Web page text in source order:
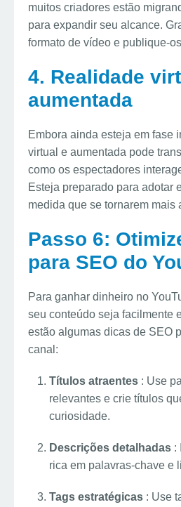
muitos criadores estão
para expandir seu alcance.
formato de vídeo e publique-
4. Realidade
aumentada
Embora ainda esteja em fase
virtual e aumentada pode
como os espectadores
Esteja preparado para adotar
medida que se tornarem mais
Passo 6:
para SEO do
Para ganhar dinheiro no
seu conteúdo seja facilmente
estão algumas dicas de SEO
canal:
Títulos atraentes : Use
relevantes e crie títulos
curiosidade.
Descrições detalhadas :
rica em palavras-chave e
Tags estratégicas : Use